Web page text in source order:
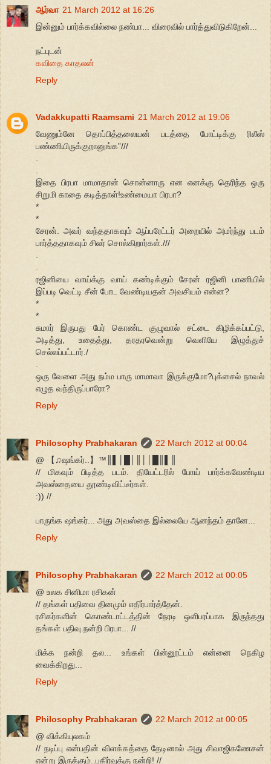
ஆர்வா 21 March 2012 at 16:26
இன்னும் பார்க்கவில்லை நண்பா... விரைவில் பார்த்துவிடுகிறேன்...
நட்புடன்
கவிதை காதலன்
Reply
Vadakkupatti Raamsami 21 March 2012 at 19:06
வேணும்னே தொப்பித்தலையன் படத்தை போட்டிக்கு ரிலீஸ்
பண்ணியிருக்குறானுங்க”///
.
.
இதை பிரபா மாமாதான் சொன்னாரு என எனக்கு தெரிந்த ஒரு
சிறுமி காதை கடித்தாள்!உண்மையா பிரபா?
*
*
சேரன். அவர் வந்ததாகவும் ஆப்பரேட்டர் அறையில் அமர்ந்து படம்
பார்த்ததாகவும் சிலர் சொல்கிறார்கள்.///
.
.
ரஜினியை வாய்க்கு வாய் கண்டிக்கும் சேரன் ரஜினி பாணியில்
இப்படி வெட்டி சீன் போட வேண்டியதன் அவசியம் என்ன?
*
*
சுமார் இருபது பேர் கொண்ட குழுவால் சட்டை கிழிக்கப்பட்டு,
அடித்து, உதைத்து, தரதரவென்று வெளியே இழுத்துச்
செல்லப்பட்டார்./
.
ஒரு வேளை அது நம்ம பாரு மாமாவா இருக்குமோ?புக்சைல் நாவல்
எழுத வந்திருப்பாரோ?
Reply
Philosophy Prabhakaran
22 March 2012 at 00:04
@ 【♫ஷங்கர்..】™║▌│█│║││█║▌║
// மிகவும் பிடித்த படம். தியேட்டரில் போய் பார்க்கவேண்டிய
அவஸ்தையை தூண்டிவிட்டீர்கள்.
:)) //
பாருங்க ஷங்கர்... அது அவஸ்தை இல்லையே ஆனந்தம் தானே...
Reply
Philosophy Prabhakaran
22 March 2012 at 00:05
@ உலக சினிமா ரசிகன்
// தங்கள் பதிவை தினமும் எதிர்பார்த்தேன்.
ரசிகர்களின் கொண்டாட்டத்தின் நேரடி ஒளிபரப்பாக இருந்தது
தங்கள் பதிவு.நன்றி பிரபா... //
மிக்க நன்றி தல... உங்கள் பின்னூட்டம் என்னை நெகிழ
வைக்கிறது...
Reply
Philosophy Prabhakaran
22 March 2012 at 00:05
@ விக்கியுலகம்
// நடிப்பு என்பதின் விளக்கத்தை தேடினால் அது சிவாஜிகணேசன்
என்று இருக்கும்..பகிர்வுக்கு நன்றி! //